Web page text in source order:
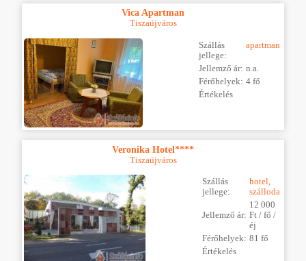
Vica Apartman
Tiszaújváros
Szállás
jellege:
apartman
Jellemző ár: n.a.
Férőhelyek: 4 fő
Értékelés
Veronika Hotel****
Tiszaújváros
Szállás
jellege:
hotel,
szálloda
Jellemző ár:
12 000
Ft / fő /
éj
Férőhelyek: 81 fő
Értékelés